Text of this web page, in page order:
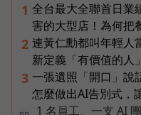
1 全台最大全聯首日業
害的大型店！為何把
2 連黃仁勳都叫年輕人
新定義「有價值的人
3 一張遺照「開口」說
怎麼做出AI告別式，
1 名員工、一支 AI